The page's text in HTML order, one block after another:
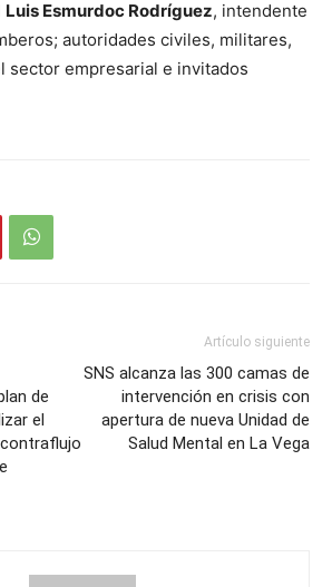
Luis Esmurdoc Rodríguez, intendente
autoridades civiles, militares,
sector empresarial e invitados
de
el
Artículo siguiente
SNS alcanza las 300 camas de
intervención en crisis con
apertura de nueva Unidad de
Salud Mental en La Vega